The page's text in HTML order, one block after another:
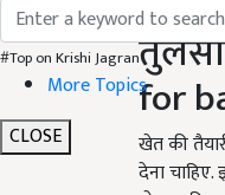
#Top on Krishi Jagran
More Topics
CLOSE
for
खेत की
देना